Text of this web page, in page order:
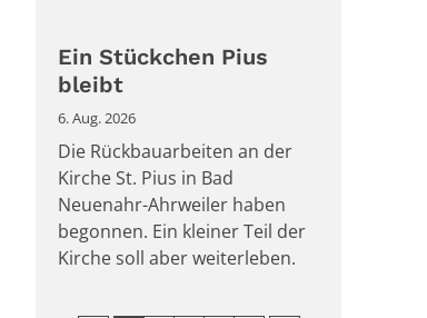
Ein Stückchen Pius
bleibt
6. Aug. 2026
Die Rückbauarbeiten an der
Kirche St. Pius in Bad
Neuenahr-Ahrweiler haben
begonnen. Ein kleiner Teil der
Kirche soll aber weiterleben.